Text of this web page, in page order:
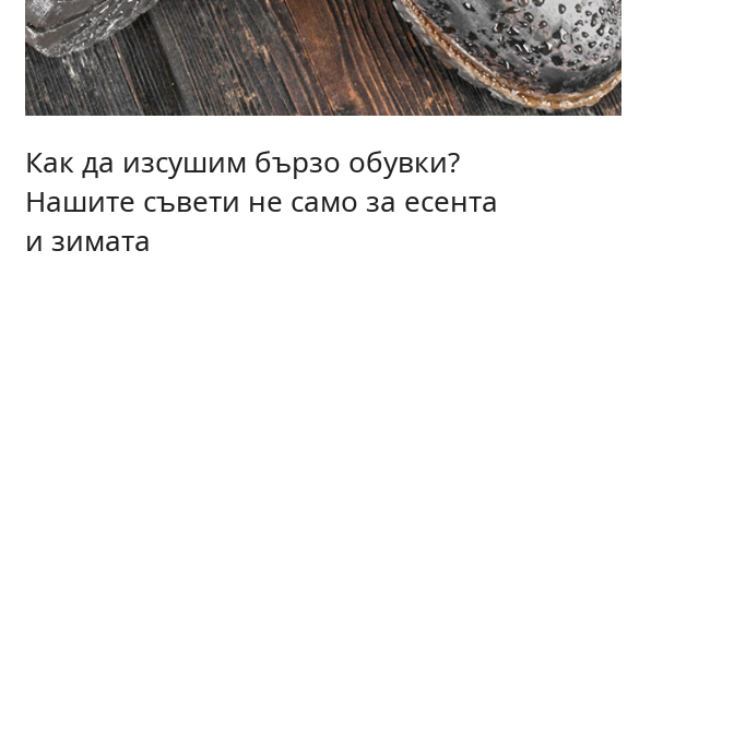
Как да изсушим бързо обувки?
Нашите съвети не само за есента
и зимата